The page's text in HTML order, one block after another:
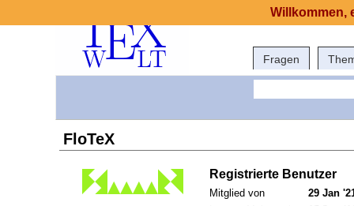
Fragen
FloTeX
Registrierte Benutzer
Mitglied von
29 Jan
Willkommen,